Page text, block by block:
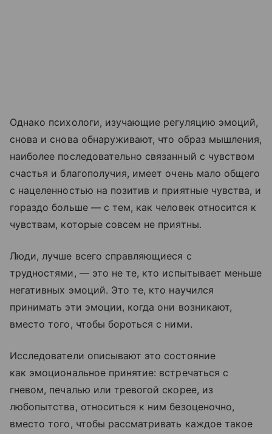
Однако психологи, изучающие регуляцию эмоций,
снова и снова обнаруживают, что образ мышления,
наиболее последовательно связанный с чувством
счастья и благополучия, имеет очень мало общего
с нацеленностью на позитив и приятные чувства, и
гораздо больше — с тем, как человек относится к
чувствам, которые совсем не приятны.
Люди, лучше всего справляющиеся с
трудностями, — это не те, кто испытывает меньше
негативных эмоций. Это те, кто научился
принимать эти эмоции, когда они возникают,
вместо того, чтобы бороться с ними.
Исследователи описывают это состояние
как эмоциональное принятие: встречаться с
гневом, печалью или тревогой скорее, из
любопытства, относиться к ним безоценочно,
вместо того, чтобы рассматривать каждое такое